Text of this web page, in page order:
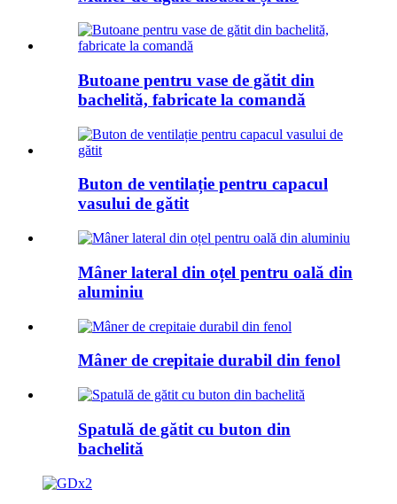
Butoane pentru vase de gătit din
bachelită, fabricate la comandă
Buton de ventilație pentru capacul
vasului de gătit
Mâner lateral din oțel pentru oală din
aluminiu
Mâner de crepitaie durabil din fenol
Spatulă de gătit cu buton din
bachelită